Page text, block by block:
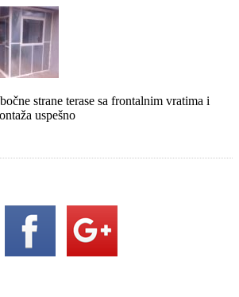
strane terase sa frontalnim vratima i
uspešno